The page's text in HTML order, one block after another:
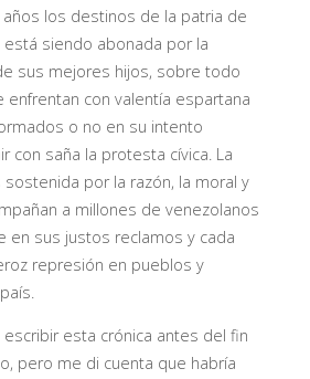
años los destinos de la patria de
está siendo abonada por la
sus mejores hijos, sobre todo
con valentía espartana
o no en su intento
con saña la protesta cívica. La
por la razón, la moral y
a millones de venezolanos
en sus justos reclamos y cada
represión en pueblos y
esta crónica antes del fin
pero me di cuenta que habría